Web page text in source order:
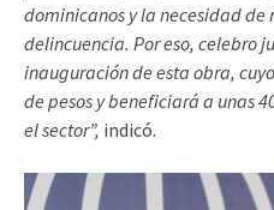
dominicanos y la necesidad de
delincuencia. Por eso, celebro
inauguración de esta obra,
de pesos y beneficiará a unas
el sector”, indicó.